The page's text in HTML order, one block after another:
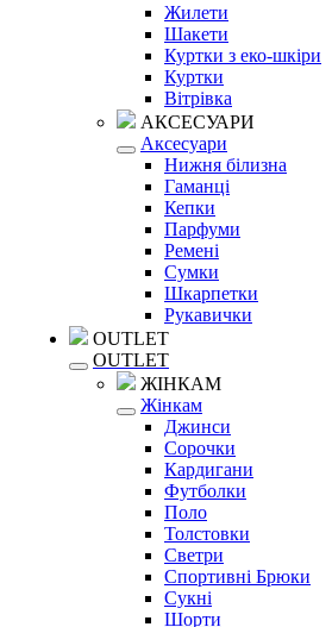
Жилети
Шакети
Куртки з еко-шкіри
Куртки
Вітрівка
АКСЕСУАРИ
Аксесуари
Нижня білизна
Гаманці
Кепки
Парфуми
Ремені
Сумки
Шкарпетки
Рукавички
OUTLET
OUTLET
ЖІНКАМ
Жінкам
Джинси
Сорочки
Кардигани
Футболки
Поло
Толстовки
Светри
Спортивні Брюки
Сукні
Шорти